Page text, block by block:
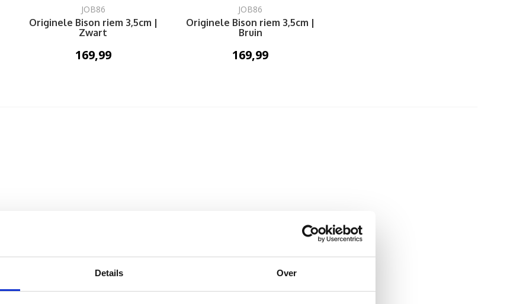
Details Over
JOB86
Originele Bison riem 3,5cm |
Zwart
169,99
JOB86
Originele Bison riem 3,5cm |
Bruin
169,99